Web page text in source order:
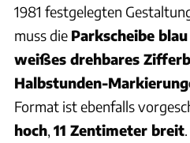
1981 festgelegten
muss die Parkscheibe blau
weißes drehbares
Halbstunden-
Format ist ebenfalls
hoch, 11 Zentimeter breit